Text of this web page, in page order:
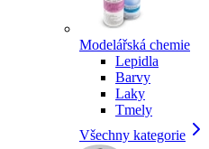
Modelářská chemie
Lepidla
Barvy
Laky
Tmely
Všechny kategorie